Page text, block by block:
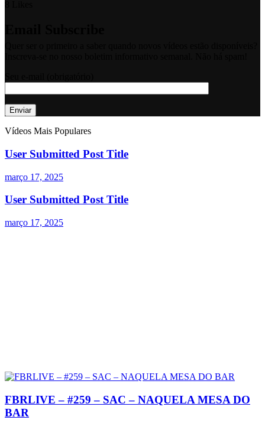
Vídeos Mais Populares
User Submitted Post Title
março 17, 2025
User Submitted Post Title
março 17, 2025
FBRLIVE – #259 – SAC – NAQUELA MESA DO
BAR